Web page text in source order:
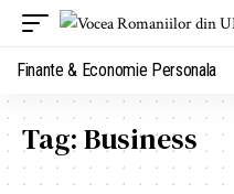
Finante & Economie Personala
Tag:Business